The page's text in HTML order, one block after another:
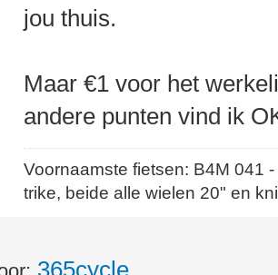
jou thuis.
Maar €1 voor het
andere punten vind ik
Voornaamste fietsen: B4M
trike, beide alle wielen 20" en
365cycle